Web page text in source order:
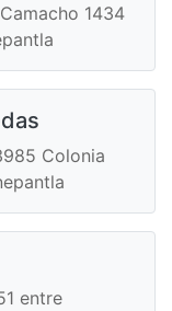
1434
Colonia
entre